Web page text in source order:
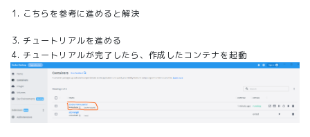
こちらを参考に進めると解決
チュートリアルを進める
チュートリアルが完了したら、作成したコンテナを起動